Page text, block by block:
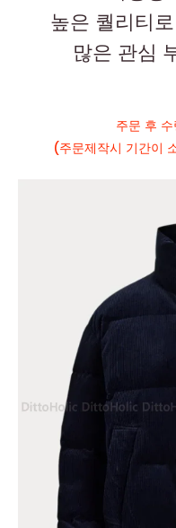
높은 퀄리티
많은 관심
주문 후
(주문제작시 기간이